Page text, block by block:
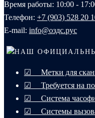
Время работы: 10:00 -
Телефон: +7 (903) 528 20
E-mail: info@оздс.рус
НАШ
☑ Метки для
☑ Требуется на
☑ Система
☑ Системы вызова